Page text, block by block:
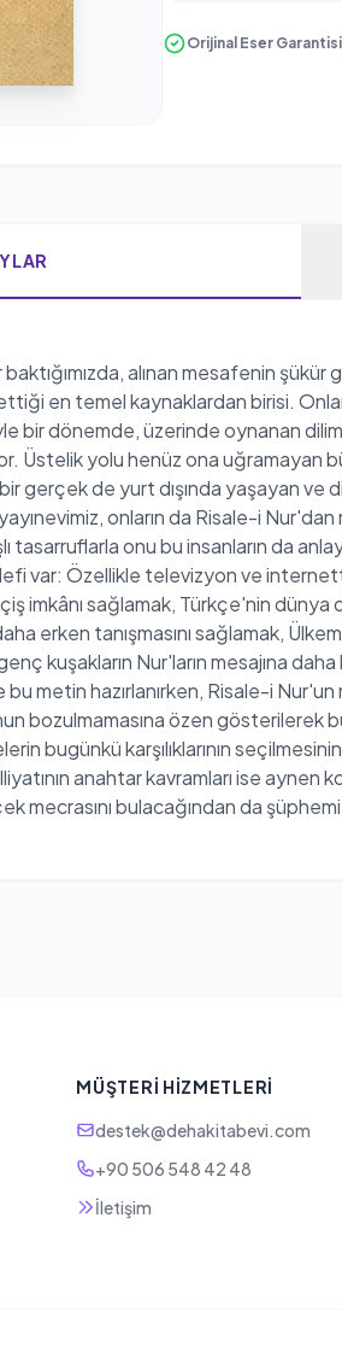
Orijinal Eser Garantisi
alınan mesafenin
ettiği en temel kaynaklardan birisi.
dönemde, üzerinde oynanan
Üstelik yolu henüz ona uğramayan
gerçek de yurt dışında yaşayan ve
onların da Risale-i
tasarruflarla onu bu insanların da
var: Özellikle televizyon ve
imkânı sağlamak, Türkçe'nin
erken tanışmasını sağlamak,
kuşakların Nur'ların mesajına
metin hazırlanırken, Risale-i Nur'un
bozulmamasına özen gösterilerek
bugünkü karşılıklarının
anahtar kavramları ise
mecrasını bulacağından da
MÜŞTERI HIZMETLERI
destek@dehakitabevi.com
+90 506 548 42 48
İletişim